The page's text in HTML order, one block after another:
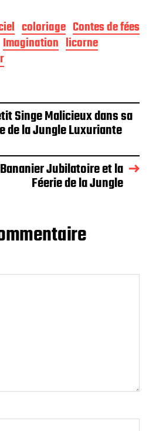
coloriage Contes de fées
Imagination licorne
Singe Malicieux dans sa
de la Jungle Luxuriante
Jubilatoire et la
Féerie de la Jungle